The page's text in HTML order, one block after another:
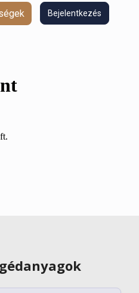
Bejelentkezés